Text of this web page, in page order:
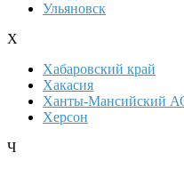
Ульяновск
Х
Хабаровский край
Хакасия
Ханты-Мансийский
Херсон
Ч